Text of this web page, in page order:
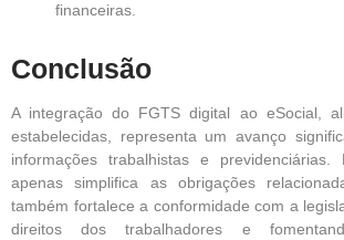
financeiras.
Conclusão
A integração do FGTS digital ao eSocial,
estabelecidas, representa um avanço
informações trabalhistas e previdenciárias.
apenas simplifica as obrigações
também fortalece a conformidade com a
direitos dos trabalhadores e